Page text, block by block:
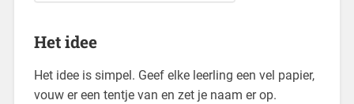
Het idee
Het idee is simpel. Geef elke leerling een vel papier,
vouw er een tentje van en zet je naam er op.